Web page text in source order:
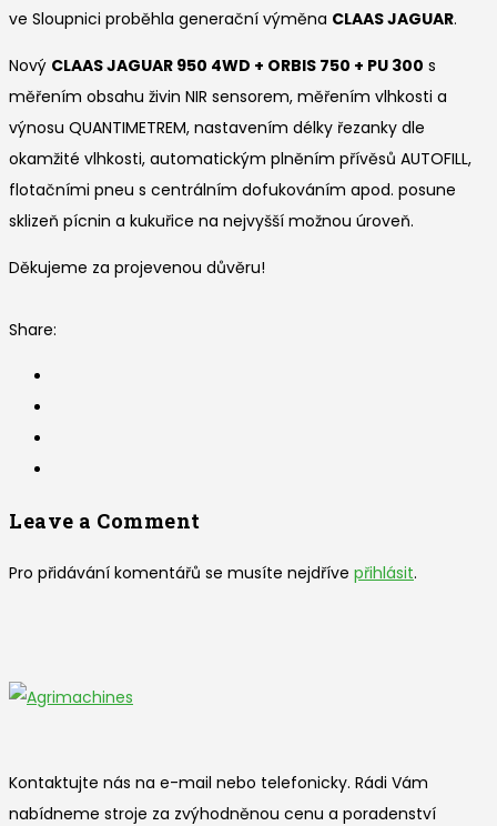
ve Sloupnici proběhla generační výměna CLAAS JAGUAR.
Nový CLAAS JAGUAR 950 4WD + ORBIS 750 + PU 300 s
měřením obsahu živin NIR sensorem, měřením vlhkosti a
výnosu QUANTIMETREM, nastavením délky řezanky dle
okamžité vlhkosti, automatickým plněním přívěsů AUTOFILL,
flotačními pneu s centrálním dofukováním apod. posune
sklizeň pícnin a kukuřice na nejvyšší možnou úroveň.
Děkujeme za projevenou důvěru!
Share:
Leave a Comment
Pro přidávání komentářů se musíte nejdříve přihlásit.
Kontaktujte nás na e-mail nebo telefonicky. Rádi Vám
nabídneme stroje za zvýhodněnou cenu a poradenství